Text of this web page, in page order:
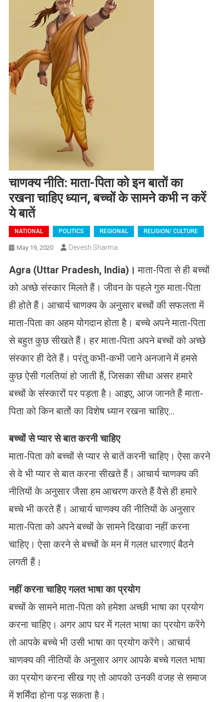
चाणक्य नीति: माता-पिता को इन बातों का
रखना चाहिए ध्यान, बच्चों के सामने कभी न करें
ये बातें
NATIONAL POLITICS REGIONAL RELIGION/ CULTURE
May 19, 2020 Devesh Sharma
Agra (Uttar Pradesh, India)। माता-पिता से ही बच्चों
को अच्छे संस्कार मिलते हैं। जीवन के पहले गुरु माता-पिता
ही होते हैं। आचार्य चाणक्य के अनुसार बच्चों की सफलता में
माता-पिता का अहम योगदान होता है। बच्चे अपने माता-पिता
से बहुत कुछ सीखते हैं। हर माता-पिता अपने बच्चों को अच्छे
संस्कार ही देते हैं। परंतु कभी-कभी जाने अनजाने में हमसे
कुछ ऐसी गलतियां हो जाती हैं, जिसका सीधा असर हमारे
बच्चों के संस्कारों पर पड़ता है। आइए, आज जानते हैं माता-
पिता को किन बातों का विशेष ध्यान रखना चाहिए…
बच्चों से प्यार से बात करनी चाहिए
माता-पिता को बच्चों से प्यार से बातें करनी चाहिए। ऐसा करने
से वे भी प्यार से बात करना सीखते हैं। आचार्य चाणक्य की
नीतियों के अनुसार जैसा हम आचरण करते हैं वैसे ही हमारे
बच्चे भी करते हैं। आचार्य चाणक्य की नीतियों के अनुसार
माता-पिता को अपने बच्चों के सामने दिखावा नहीं करना
चाहिए। ऐसा करने से बच्चों के मन में गलत धारणाएं बैठने
लगती हैं।
नहीं करना चाहिए गलत भाषा का प्रयोग
बच्चों के सामने माता-पिता को हमेशा अच्छी भाषा का प्रयोग
करना चाहिए। अगर आप घर में गलत भाषा का प्रयोग करेंगे
तो आपके बच्चे भी उसी भाषा का प्रयोग करेंगे। आचार्य
चाणक्य की नीतियों के अनुसार अगर आपके बच्चे गलत भाषा
का प्रयोग करना सीख गए तो आपको उनकी वजह से समाज
में शर्मिंदा होना पड़ सकता है।